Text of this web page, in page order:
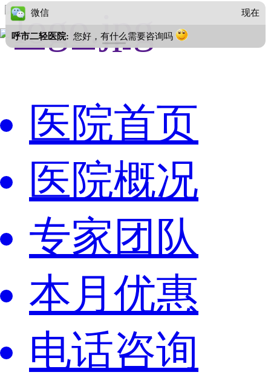
医院首页
医院概况
专家团队
本月优惠
电话咨询
微信 现在
呼市二轻医院: 您好，有什么需要咨询吗